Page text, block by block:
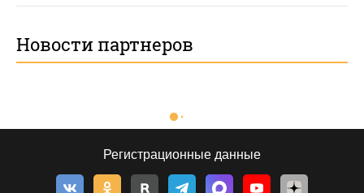
Новости партнеров
Регистрационные данные